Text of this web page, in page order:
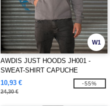
W1
AWDIS JUST HOODS JH001 -
SWEAT-SHIRT CAPUCHE
10,93 €
24,30 €
-55%